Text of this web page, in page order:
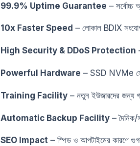
99.9% Uptime Guarantee – সর্বোচ্চ
10x Faster Speed – লোকাল BDIX
High Security & DDoS Protection
Powerful Hardware – SSD NVMe
Training Facility – নতুন ইউজারদের জন্য
Automatic Backup Facility – দৈনিক/
SEO Impact – স্পিড ও আপটাইমের কারণে